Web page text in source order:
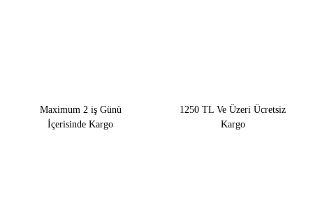
Maximum 2 iş Günü
İçerisinde Kargo
1250 TL Ve Üzeri Ücretsiz
Kargo